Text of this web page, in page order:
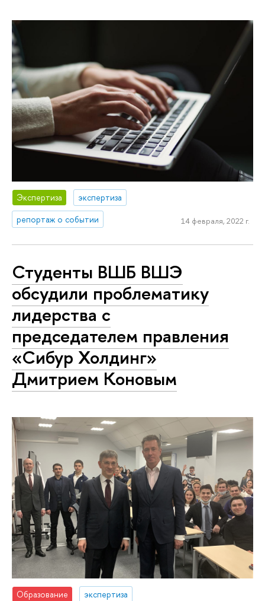
Экспертиза
экспертиза
репортаж о событии
14 февраля, 2022 г.
Студенты ВШБ ВШЭ
обсудили проблематику
лидерства с
председателем правления
«Сибур Холдинг»
Дмитрием Коновым
Образование
экспертиза